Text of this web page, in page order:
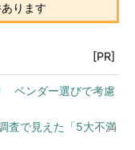
ります
[PR]
ベンダー選びで考慮
査で見えた「5大不満